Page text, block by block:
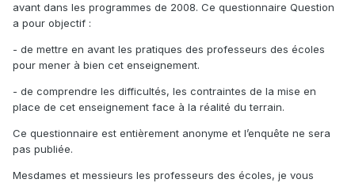
avant dans les programmes de 2008. Ce questionnaire Question
a pour objectif :
- de mettre en avant les pratiques des professeurs des écoles
pour mener à bien cet enseignement.
- de comprendre les difficultés, les contraintes de la mise en
place de cet enseignement face à la réalité du terrain.
Ce questionnaire est entièrement anonyme et l’enquête ne sera
pas publiée.
Mesdames et messieurs les professeurs des écoles, je vous